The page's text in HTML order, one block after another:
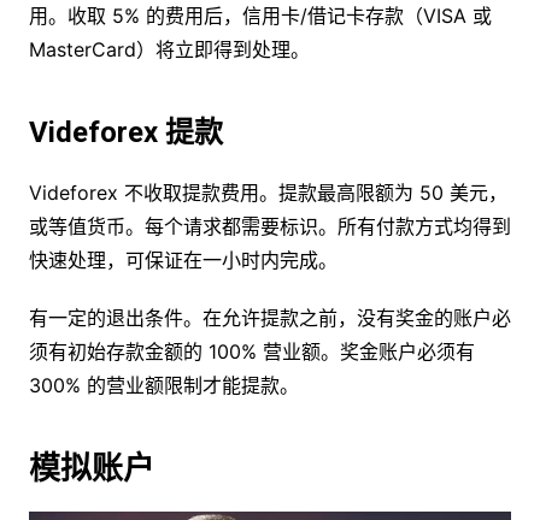
用。收取 5% 的费用后，信用卡/借记卡存款（VISA 或
MasterCard）将立即得到处理。
Videforex 提款
Videforex 不收取提款费用。提款最高限额为 50 美元，
或等值货币。每个请求都需要标识。所有付款方式均得到
快速处理，可保证在一小时内完成。
有一定的退出条件。在允许提款之前，没有奖金的账户必
须有初始存款金额的 100% 营业额。奖金账户必须有
300% 的营业额限制才能提款。
模拟账户